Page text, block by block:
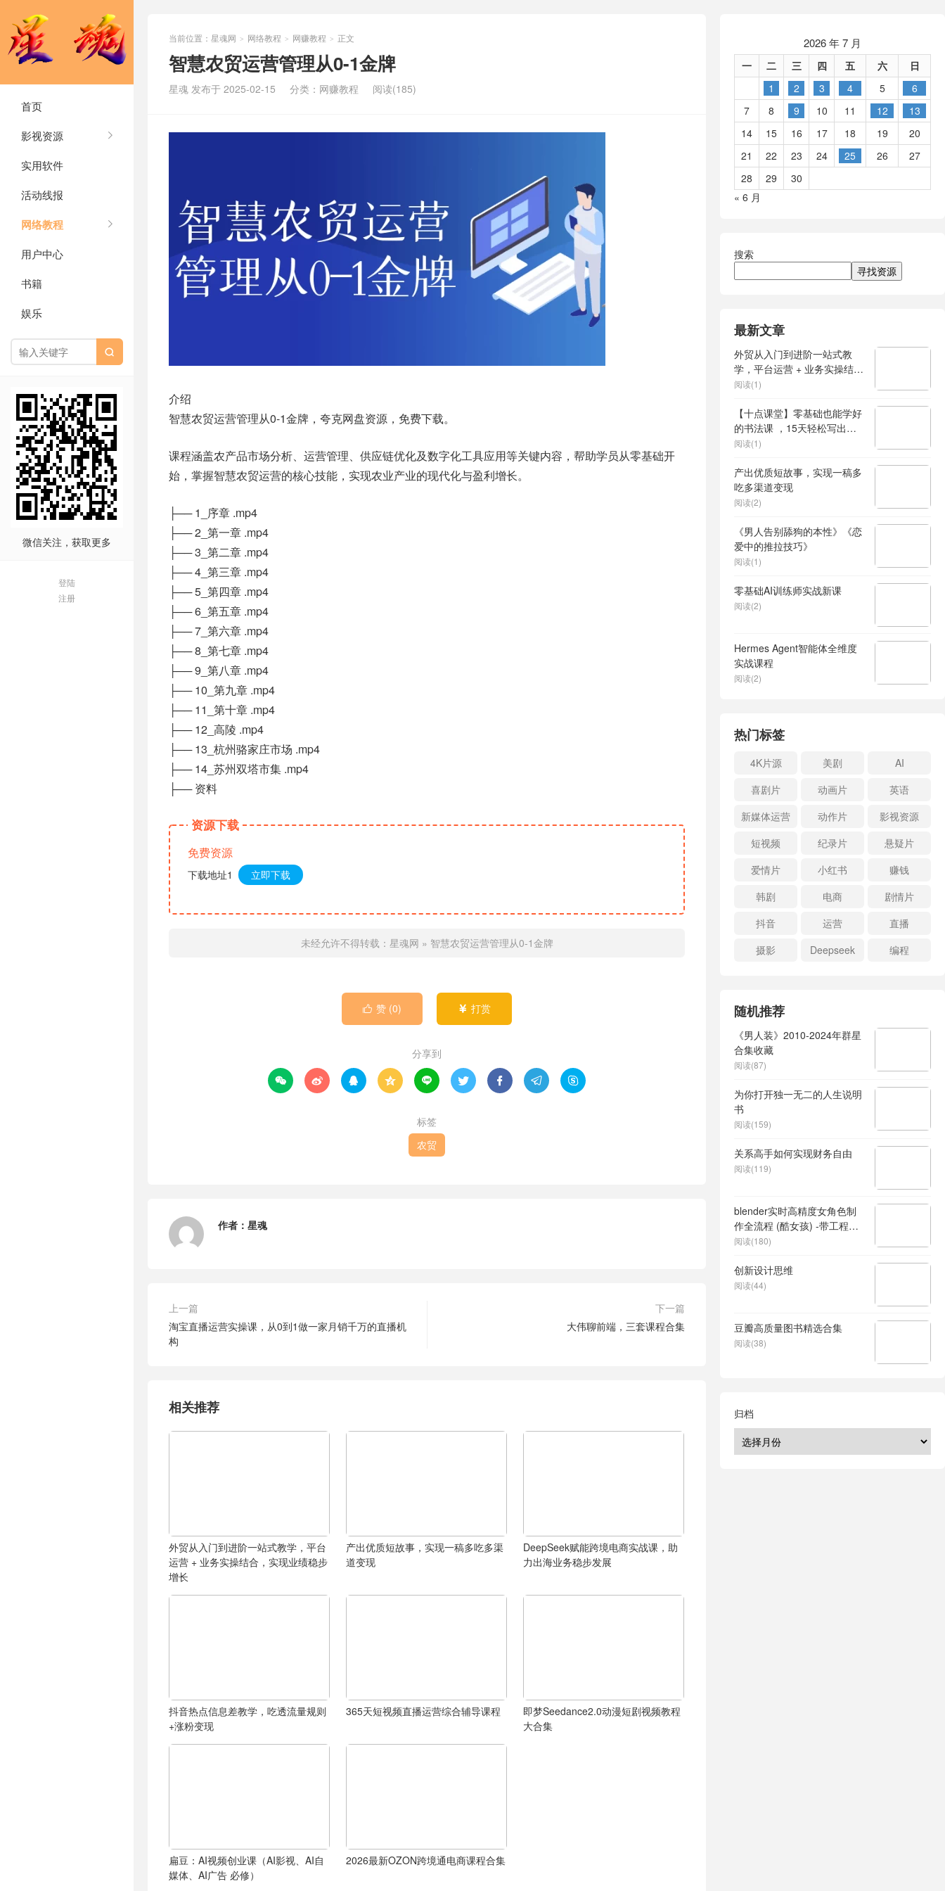
首页
影视资源
实用软件
活动线报
网络教程
用户中心
书籍
娱乐

微信关注，获取更多
登陆
注册
当前位置： 星魂网 > 网络教程 > 网赚教程 > 正文
智慧农贸运营管理从0-1金牌
星魂 发布于 2025-02-15 分类： 网赚教程 阅读(185)
介绍
智慧农贸运营管理从0-1金牌，夸克网盘资源，免费下载。
课程涵盖农产品市场分析、运营管理、供应链优化及数字化工具应用等关键内容，帮助学员从零基础开
始，掌握智慧农贸运营的核心技能，实现农业产业的现代化与盈利增长。
├── 1_序章 .mp4
├── 2_第一章 .mp4
├── 3_第二章 .mp4
├── 4_第三章 .mp4
├── 5_第四章 .mp4
├── 6_第五章 .mp4
├── 7_第六章 .mp4
├── 8_第七章 .mp4
├── 9_第八章 .mp4
├── 10_第九章 .mp4
├── 11_第十章 .mp4
├── 12_高陵 .mp4
├── 13_杭州骆家庄市场 .mp4
├── 14_苏州双塔市集 .mp4
├── 资料
资源下载
免费资源
下载地址1 立即下载
未经允许不得转载： 星魂网 » 智慧农贸运营管理从0-1金牌
 赞 (0)  打赏
分享到
        
标签
农贸
作者： 星魂
上一篇
淘宝直播运营实操课，从0到1做一家月销千万的直播机
构
下一篇
大伟聊前端，三套课程合集
相关推荐
外贸从入门到进阶一站式教学，平台
运营 + 业务实操结合，实现业绩稳步
增长
产出优质短故事，实现一稿多吃多渠
道变现
DeepSeek赋能跨境电商实战课，助
力出海业务稳步发展
抖音热点信息差教学，吃透流量规则
+涨粉变现
365天短视频直播运营综合辅导课程
即梦Seedance2.0动漫短剧视频教程
大合集
扁豆：AI视频创业课（AI影视、AI自
媒体、AI广告 必修）
2026最新OZON跨境通电商课程合集
2026 年 7 月
一 二 三 四 五 六
日
1
2 3 4 5
6
7
8 9 10 11 12
13
14
15 16 17 18 19
20
21
22 23 24 25 26
27
28
29
30
« 6 月
搜索
寻找资源
最新文章
外贸从入门到进阶一站式教
学，平台运营 + 业务实操结
合，实现业绩稳步增长
阅读(1)
【十点课堂】零基础也能学好
的书法课 ，15天轻松写出漂
亮人生
阅读(1)
产出优质短故事，实现一稿多
吃多渠道变现
阅读(2)
《男人告别舔狗的本性》《恋
爱中的推拉技巧》
阅读(1)
零基础AI训练师实战新课
阅读(2)
Hermes Agent智能体全维度
实战课程
阅读(2)
热门标签
4K片源 美剧
AI
喜剧片
动画片
英语
新媒体运营
动作片
影视资源
短视频
纪录片
悬疑片
爱情片
小红书
赚钱
韩剧
电商
剧情片
抖音
运营
直播
摄影
Deepseek 编程
随机推荐
《男人装》2010-2024年群星
合集收藏
阅读(87)
为你打开独一无二的人生说明
书
阅读(159)
关系高手如何实现财务自由
阅读(119)
blender实时高精度女角色制
作全流程 (酷女孩) -带工程文
件
阅读(180)
创新设计思维
阅读(44)
豆瓣高质量图书精选合集
阅读(38)
归档